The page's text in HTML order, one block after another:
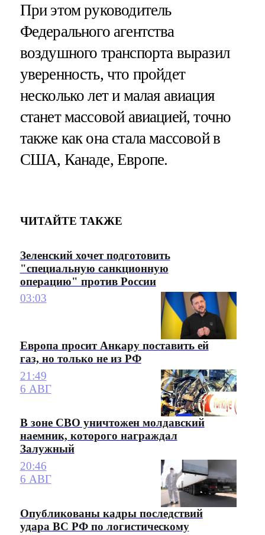
При этом руководитель
Федерального агентства
воздушного транспорта выразил
уверенность, что пройдет
несколько лет и малая авиация
станет массовой авиацией, точно
также как она стала массовой в
США, Канаде, Европе.
ЧИТАЙТЕ ТАКЖЕ
Зеленский хочет подготовить
"специальную санкционную
операцию" против России
03:03
Европа просит Анкару поставить ей
газ, но только не из РФ
21:49
6 АВГ
В зоне СВО уничтожен молдавский
наемник, которого награждал
Залужный
20:46
6 АВГ
Опубликованы кадры последствий
удара ВС РФ по логистическому